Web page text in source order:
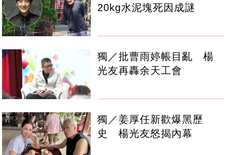
20kg水泥塊死因成謎
獨／批曹雨婷帳目亂 楊
光友再轟余天工會
獨／姜厚任新歡爆黑歷
史 楊光友怒揭內幕